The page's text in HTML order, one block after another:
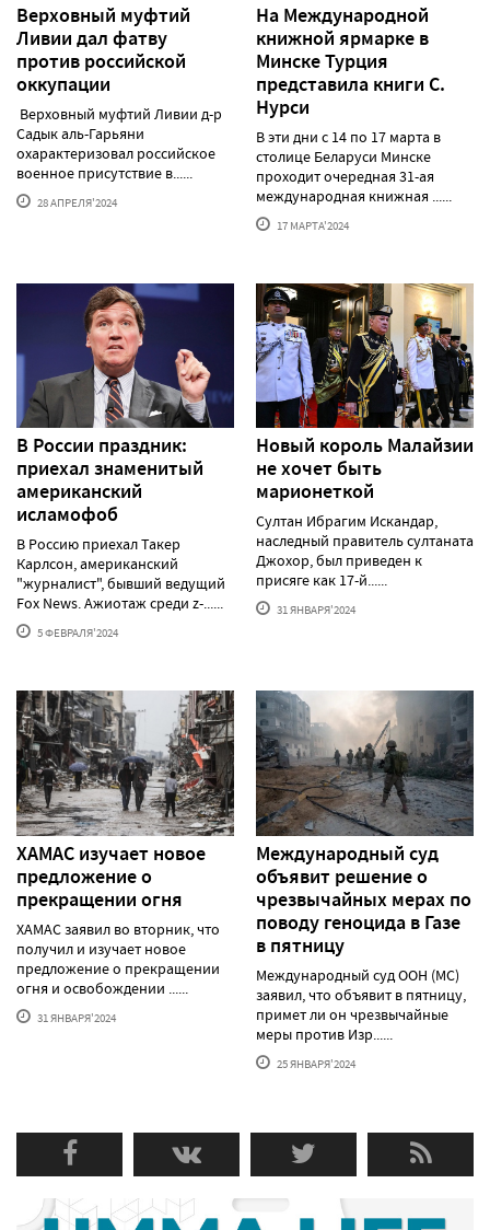
Верховный муфтий
Ливии дал фатву
против российской
оккупации
Верховный муфтий Ливии д-р
Садык аль-Гарьяни
охарактеризовал российское
военное присутствие в......
28 АПРЕЛЯ'2024
На Международной
книжной ярмарке в
Минске Турция
представила книги С.
Нурси
В эти дни с 14 по 17 марта в
столице Беларуси Минске
проходит очередная 31-ая
международная книжная ......
17 МАРТА'2024
В России праздник:
приехал знаменитый
американский
исламофоб
В Россию приехал Такер
Карлсон, американский
"журналист", бывший ведущий
Fox News. Ажиотаж среди z-......
5 ФЕВРАЛЯ'2024
Новый король Малайзии
не хочет быть
марионеткой
Султан Ибрагим Искандар,
наследный правитель султаната
Джохор, был приведен к
присяге как 17-й......
31 ЯНВАРЯ'2024
ХАМАС изучает новое
предложение о
прекращении огня
ХАМАС заявил во вторник, что
получил и изучает новое
предложение о прекращении
огня и освобождении ......
31 ЯНВАРЯ'2024
Международный суд
объявит решение о
чрезвычайных мерах по
поводу геноцида в Газе
в пятницу
Международный суд ООН (МС)
заявил, что объявит в пятницу,
примет ли он чрезвычайные
меры против Изр......
25 ЯНВАРЯ'2024